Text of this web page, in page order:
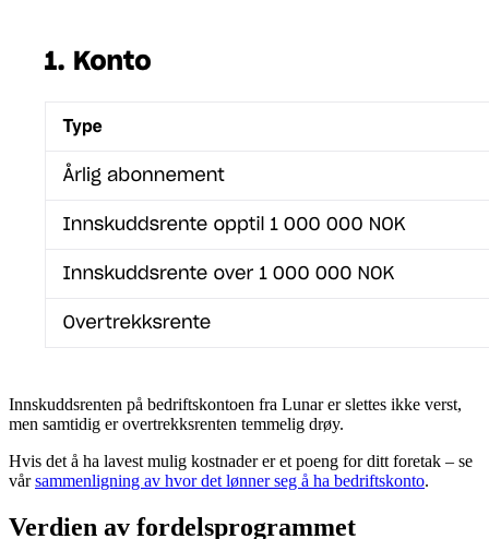
Innskuddsrenten på bedriftskontoen fra Lunar er slettes ikke verst,
men samtidig er overtrekksrenten temmelig drøy.
Hvis det å ha lavest mulig kostnader er et poeng for ditt foretak – se
vårsammenligning av hvor det lønner seg å ha bedriftskonto.
Verdien av fordelsprogrammet